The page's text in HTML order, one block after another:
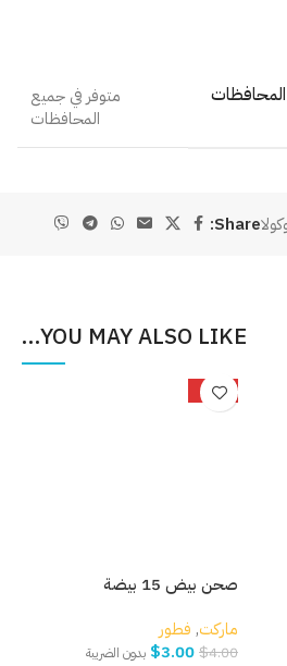
متوفر في جميع
المحافظات
Share:
YOU MAY ALSO LIKE…
-25%
صحن بيض 15 بيضة
ماركت, فطور
$4.00
$3.00 بدون الضريبة